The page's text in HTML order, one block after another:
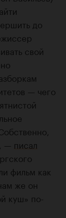
до
свой
— чего
— писал
фильм как
нам же он
куш» по-